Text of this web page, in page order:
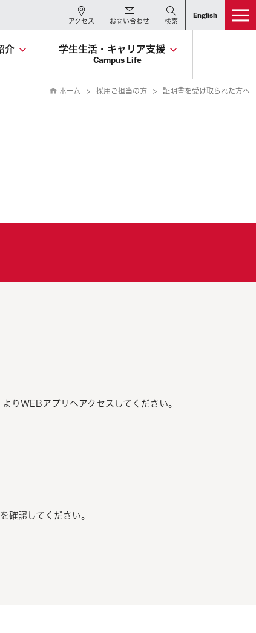
アクセス お問い合わせ 検索
English
介
学生生活・キャリア支援
Campus Life
ホーム 採用ご担当の方 証明書を受け取られた方へ
よりWEBアプリへアクセスしてください。
確認してください。